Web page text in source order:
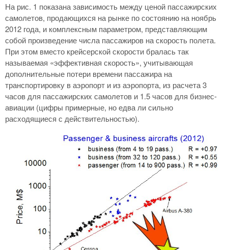
На рис. 1 показана зависимость между ценой пассажирских
самолетов, продающихся на рынке по состоянию на ноябрь
2012 года, и комплексным параметром, представляющим
собой произведение числа пассажиров на скорость полета.
При этом вместо крейсерской скорости бралась так
называемая «эффективная скорость», учитывающая
дополнительные потери времени пассажира на
транспортировку в аэропорт и из аэропорта, из расчета 3
часов для пассажирских самолетов и 1.5 часов для бизнес-
авиации (цифры примерные, но едва ли сильно
расходящиеся с действительностью).